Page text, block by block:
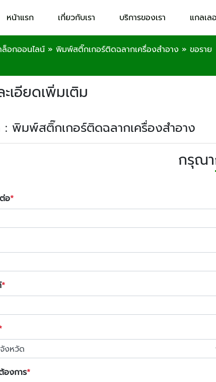
หน้าแรก เกี่ยวกับเรา บริการของเรา แกลเล
อกออนไลน์ » พิมพ์สติ๊กเกอร์ติดฉลากเครื่องสำอาง » ขอราย
เอียดเพิ่มเติม
: พิมพ์สติ๊กเกอร์ติดฉลากเครื่องสำอาง
กรุณ
อ
องการ